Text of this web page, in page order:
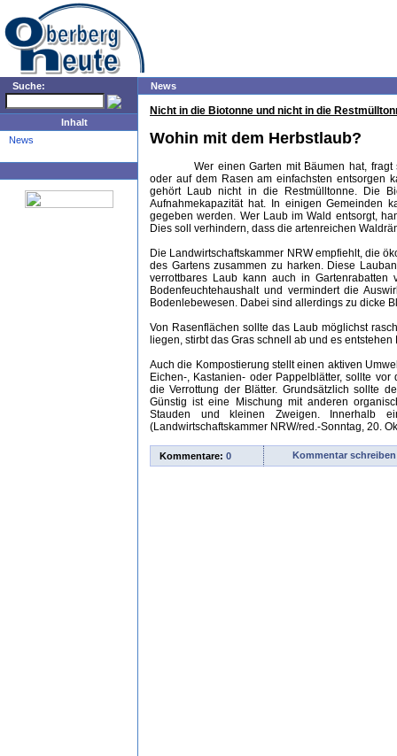
Suche:
Inhalt
News
News
Nicht in die Biotonne und nicht in die
Wohin mit dem Herbstlaub?
Wer einen Garten mit Bäumen hat,
oder auf dem Rasen am einfachsten entsorgen
gehört Laub nicht in die Restmülltonne. Die
Aufnahmekapazität hat. In einigen Gemeinden
gegeben werden. Wer Laub im Wald entsorgt,
Dies soll verhindern, dass die artenreichen
Die Landwirtschaftskammer NRW empfiehlt, die
des Gartens zusammen zu harken. Diese
verrottbares Laub kann auch in
Bodenfeuchtehaushalt und vermindert die
Bodenlebewesen. Dabei sind allerdings zu dicke
Von Rasenflächen sollte das Laub möglichst
liegen, stirbt das Gras schnell ab und es entstehen
Auch die Kompostierung stellt einen aktiven
Eichen-, Kastanien- oder Pappelblätter, sollte
die Verrottung der Blätter. Grundsätzlich sollte
Günstig ist eine Mischung mit anderen
Stauden und kleinen Zweigen. Innerhalb
(Landwirtschaftskammer NRW/red.-Sonntag, 20.
Kommentare: 0 Kommentar schreiben